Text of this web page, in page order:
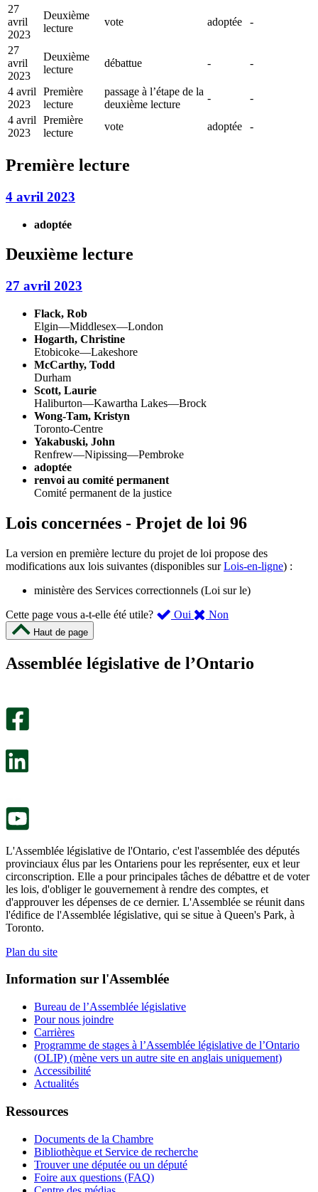
27
avril
2023
Deuxième
lecture
vote adoptée -
27
avril
2023
Deuxième
lecture
débattue - -
4 avril
2023
Première
lecture
passage à l’étape de la
deuxième lecture
-
-
4 avril
2023
Première
lecture
vote adoptée -
Première lecture
4 avril 2023
adoptée
Deuxième lecture
27 avril 2023
Flack, Rob
Elgin—Middlesex—London
Hogarth, Christine
Etobicoke—Lakeshore
McCarthy, Todd
Durham
Scott, Laurie
Haliburton—Kawartha Lakes—Brock
Wong-Tam, Kristyn
Toronto-Centre
Yakabuski, John
Renfrew—Nipissing—Pembroke
adoptée
renvoi au comité permanent
Comité permanent de la justice
Lois concernées - Projet de loi 96
La version en première lecture du projet de loi propose des
modifications aux lois suivantes (disponibles surLois-en-ligne) :
ministère des Services correctionnels (Loi sur le)
Cette page vous a-t-elle été utile?
Oui ,
été
Non
m’a
Haut de page
Assemblée législative de l’Ontario
L'Assemblée législative de l'Ontario, c'est l'assemblée des députés
provinciaux élus par les Ontariens pour les représenter, eux et leur
circonscription. Elle a pour principales tâches de débattre et de voter
les lois, d'obliger le gouvernement à rendre des comptes, et
d'approuver les dépenses de ce dernier. L'Assemblée se réunit dans
l'édifice de l'Assemblée législative, qui se situe à Queen's Park, à
Toronto.
Plan du site
Information sur l'Assemblée
Bureau de l’Assemblée législative
Pour nous joindre
Carrières
Programme de stages à l’Assemblée législative de l’Ontario
(OLIP) (mène vers un autre site en anglais uniquement)
Accessibilité
Actualités
Ressources
Documents de la Chambre
Bibliothèque et Service de recherche
Trouver une députée ou un député
Foire aux questions (FAQ)